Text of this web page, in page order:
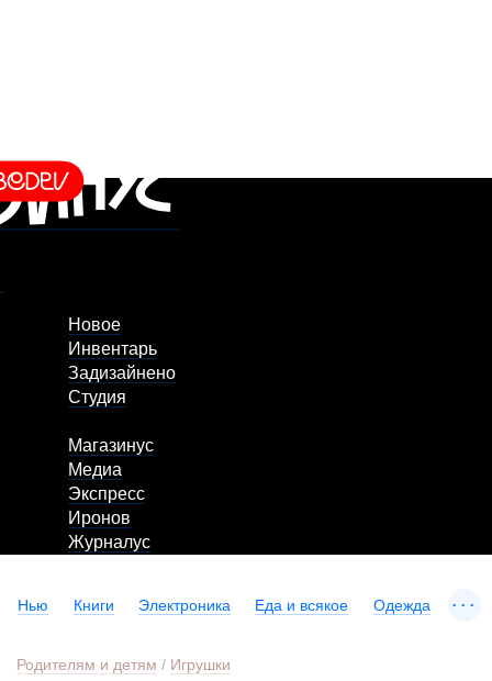
Новое
Инвентарь
Задизайнено
Студия
Магазинус
Медиа
Экспресс
Иронов
Журналус
Нью Книги Электроника Еда и всякое Одежда ...
Родителям и детям / Игрушки